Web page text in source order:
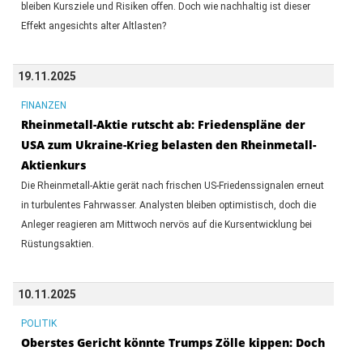
bleiben Kursziele und Risiken offen. Doch wie nachhaltig ist dieser
Effekt angesichts alter Altlasten?
19.11.2025
FINANZEN
Rheinmetall-Aktie rutscht ab: Friedenspläne der
USA zum Ukraine-Krieg belasten den Rheinmetall-
Aktienkurs
Die Rheinmetall-Aktie gerät nach frischen US-Friedenssignalen erneut
in turbulentes Fahrwasser. Analysten bleiben optimistisch, doch die
Anleger reagieren am Mittwoch nervös auf die Kursentwicklung bei
Rüstungsaktien.
10.11.2025
POLITIK
Oberstes Gericht könnte Trumps Zölle kippen: Doch